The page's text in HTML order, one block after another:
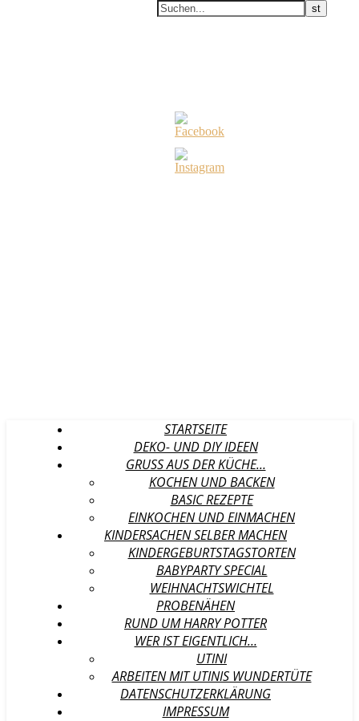
STARTSEITE
DEKO- UND DIY IDEEN
GRUSS AUS DER KÜCHE…
KOCHEN UND BACKEN
BASIC REZEPTE
EINKOCHEN UND EINMACHEN
KINDERSACHEN SELBER MACHEN
KINDERGEBURTSTAGSTORTEN
BABYPARTY SPECIAL
WEIHNACHTSWICHTEL
PROBENÄHEN
RUND UM HARRY POTTER
WER IST EIGENTLICH…
UTINI
ARBEITEN MIT UTINIS WUNDERTÜTE
DATENSCHUTZERKLÄRUNG
IMPRESSUM